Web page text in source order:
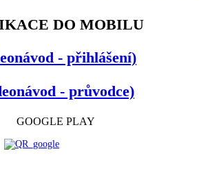
DO MOBILU
- přihlášení)
- průvodce)
GOOGLE PLAY